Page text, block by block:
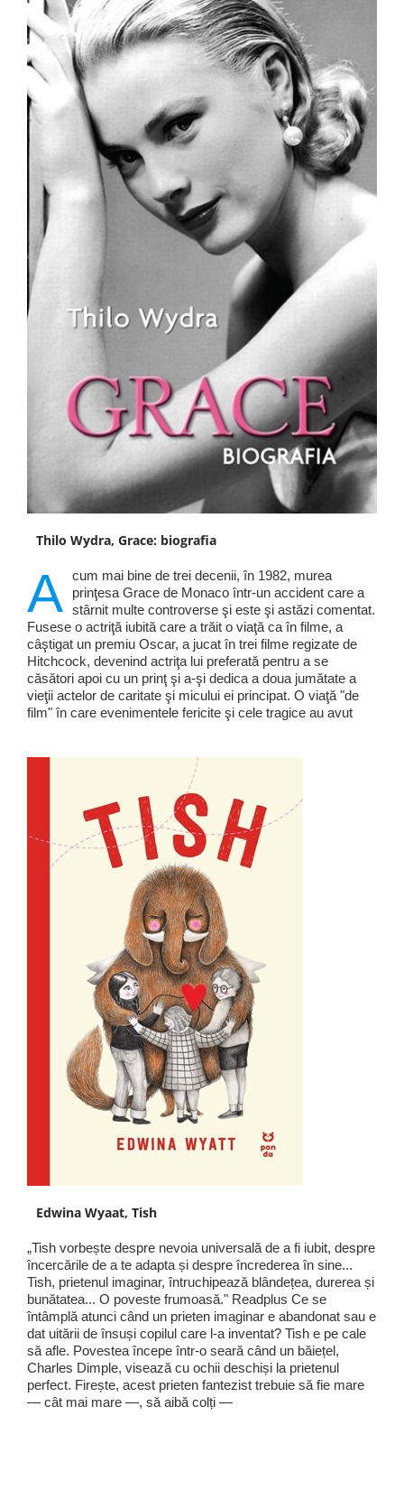
Thilo Wydra, Grace: biografia
A cum mai bine de trei decenii, în 1982, murea
prinţesa Grace de Monaco într-un accident care a
stârnit multe controverse şi este şi astăzi comentat.
Fusese o actriţă iubită care a trăit o viaţă ca în filme, a
câştigat un premiu Oscar, a jucat în trei filme regizate de
Hitchcock, devenind actriţa lui preferată pentru a se
căsători apoi cu un prinţ şi a-şi dedica a doua jumătate a
vieţii actelor de caritate şi micului ei principat. O viaţă "de
film" în care evenimentele fericite şi cele tragice au avut
Edwina Wyaat, Tish
„Tish vorbește despre nevoia universală de a fi iubit, despre
încercările de a te adapta și despre încrederea în sine...
Tish, prietenul imaginar, întruchipează blândețea, durerea și
bunătatea... O poveste frumoasă." Readplus Ce se
întâmplă atunci când un prieten imaginar e abandonat sau e
dat uitării de însuși copilul care l-a inventat? Tish e pe cale
să afle. Povestea începe într-o seară când un băiețel,
Charles Dimple, visează cu ochii deschiși la prietenul
perfect. Firește, acest prieten fantezist trebuie să fie mare
— cât mai mare —, să aibă colți —